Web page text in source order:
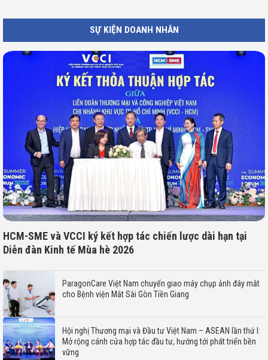
SỰ KIỆN DOANH NHÂN
HCM-SME và VCCI ký kết hợp tác chiến lược dài hạn tại
Diễn đàn Kinh tế Mùa hè 2026
ParagonCare Việt Nam chuyển giao máy chụp ảnh đáy mắt
cho Bệnh viện Mắt Sài Gòn Tiền Giang
Hội nghị Thương mại và Đầu tư Việt Nam – ASEAN lần thứ I:
Mở rộng cánh cửa hợp tác đầu tư, hướng tới phát triển bền
vững